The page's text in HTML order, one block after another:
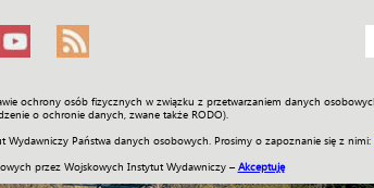
ochrony osób fizycznych w związku z przetwarzaniem danych
o ochronie danych, zwane także RODO).
Państwa danych osobowych. Prosimy o zapoznanie się z nimi:
przez Wojskowych Instytut Wydawniczy – Akceptuję
Galerie Wideo ENGLISH SKLEP